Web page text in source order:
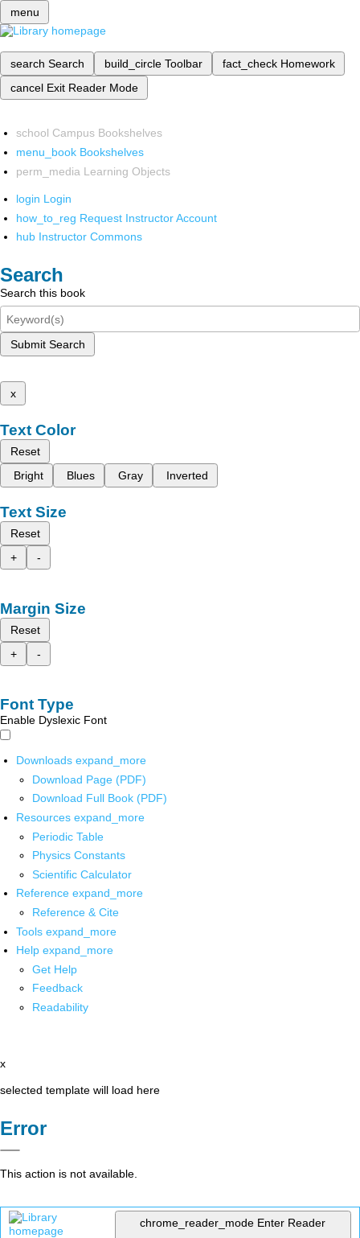
menu
search Search build_circle Toolbar fact_check Homework
cancel Exit Reader Mode
school Campus Bookshelves
menu_book Bookshelves
perm_media Learning Objects
login Login
how_to_reg Request Instructor Account
hub Instructor Commons
Search
Search this book
Submit Search
x
Text Color
Reset
Bright
Blues Gray Inverted
Text Size
Reset
+
-
Margin Size
Reset
+
-
Font Type
Enable Dyslexic Font
Downloads expand_more
Download Page (PDF)
Download Full Book (PDF)
Resources expand_more
Periodic Table
Physics Constants
Scientific Calculator
Reference expand_more
Reference & Cite
Tools expand_more
Help expand_more
Get Help
Feedback
Readability
x
selected template will load here
Error
This action is not available.
chrome_reader_mode Enter Reader